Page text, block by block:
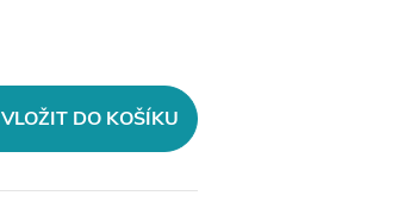
VLOŽIT DO KOŠÍKU